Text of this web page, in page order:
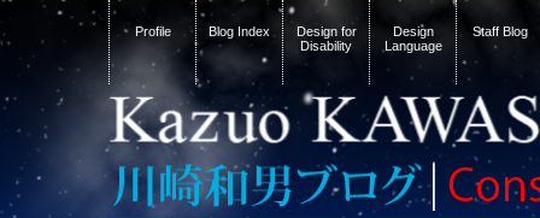
Profile Blog Index
Design for
Disability
Design
Language
Staff Blog